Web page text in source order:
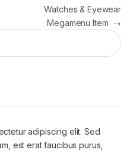
Watches & Eyewear
Megamenu Item →
adipiscing elit. Sed
est erat faucibus purus,